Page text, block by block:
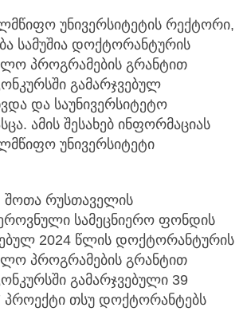
უნივერსიტეტის რექტორი,
სამუშია დოქტორანტურის
პროგრამების გრანტით
გამარჯვებულ
და საუნივერსიტეტო
ამის შესახებ ინფორმაციას
უნივერსიტეტი
შოთა რუსთაველის
სამეცნიერო ფონდის
2024 წლის დოქტორანტურის
პროგრამების გრანტით
გამარჯვებული 39
პროექტი თსუ დოქტორანტებს